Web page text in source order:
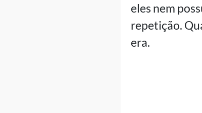
eles nem
repetição.
era.